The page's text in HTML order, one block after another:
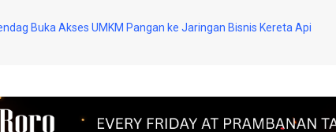
Buka Akses UMKM Pangan ke Jaringan Bisnis Kereta Api